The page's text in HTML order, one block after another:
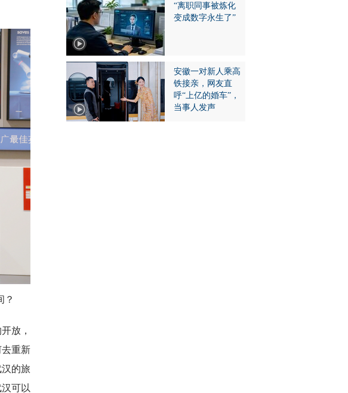
？
放，
重新
的旅
可以
“离职同事被炼化
变成数字永生了”
安徽一对新人乘高
铁接亲，网友直
呼“上亿的婚车”，
当事人发声